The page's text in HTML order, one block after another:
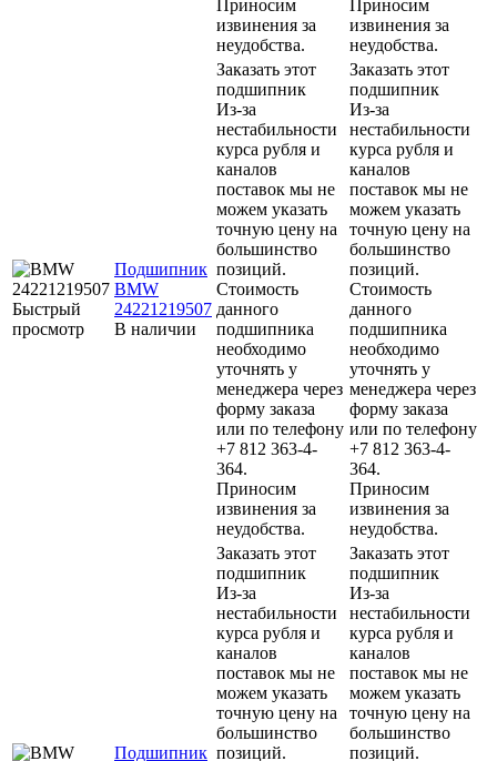
Приносим
извинения за
неудобства.
Приносим
извинения за
неудобства.
Быстрый
просмотр
Подшипник
BMW
24221219507
В наличии
Заказать этот
подшипник
Из-за
нестабильности
курса рубля и
каналов
поставок мы не
можем указать
точную цену на
большинство
позиций.
Стоимость
данного
подшипника
необходимо
уточнять у
менеджера через
форму заказа
или по телефону
+7 812 363-4-
364.
Приносим
извинения за
неудобства.
Заказать этот
подшипник
Из-за
нестабильности
курса рубля и
каналов
поставок мы не
можем указать
точную цену на
большинство
позиций.
Стоимость
данного
подшипника
необходимо
уточнять у
менеджера через
форму заказа
или по телефону
+7 812 363-4-
364.
Приносим
извинения за
неудобства.
Подшипник
Заказать этот
подшипник
Из-за
нестабильности
курса рубля и
каналов
поставок мы не
можем указать
точную цену на
большинство
позиций.
Заказать этот
подшипник
Из-за
нестабильности
курса рубля и
каналов
поставок мы не
можем указать
точную цену на
большинство
позиций.